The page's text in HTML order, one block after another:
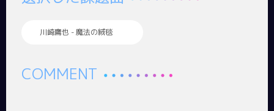
川崎鷹也 - 魔法の絨毯
COMMENT